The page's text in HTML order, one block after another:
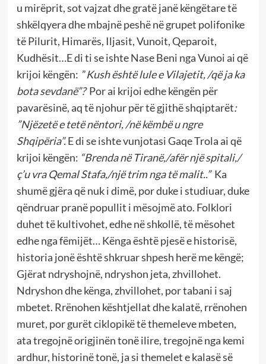
u mirëprit, sot vajzat dhe gratë janë këngëtare të
shkëlqyera dhe mbajnë peshë në grupet polifonike
të Pilurit, Himarës, Iljasit, Vunoit, Qeparoit,
Kudhësit…E di ti se ishte Nase Beni nga Vunoi ai që
krijoi këngën: ”Kush është lule e Vilajetit, /që ja ka
bota sevdanë”?Por ai krijoi edhe këngën për
pavarësinë, aq të njohur për të gjithë shqiptarët:
”Njëzetë e tetë nëntori, /në këmbë u ngre
Shqipëria”.E di se ishte vunjotasi Gaqe Trola ai që
krijoi këngën: “Brenda në Tiranë,/afër një spitali,/
ç’u vra Qemal Stafa,/një trim nga të malit..” Ka
shumë gjëra që nuk i dimë, por duke i studiuar, duke
qëndruar pranë popullit i mësojmë ato. Folklori
duhet të kultivohet, edhe në shkollë, të mësohet
edhe nga fëmijët… Kënga është pjesë e historisë,
historia jonë është shkruar shpesh herë me këngë;
Gjërat ndryshojnë, ndryshon jeta, zhvillohet.
Ndryshon dhe kënga, zhvillohet, por tabani i saj
mbetet. Rrënohen kështjellat dhe kalatë, rrënohen
muret, por gurët ciklopikë të themeleve mbeten,
ata tregojnë origjinën tonë ilire, tregojnë nga kemi
ardhur, historinë tonë, ja si themelet e kalasë së